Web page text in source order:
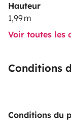
Hauteur
1,99 m
Voir toutes les
Conditions
Conditions du